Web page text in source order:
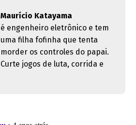
Maurício Katayama
é engenheiro eletrônico e tem
uma filha fofinha que tenta
morder os controles do papai.
Curte jogos de luta, corrida e